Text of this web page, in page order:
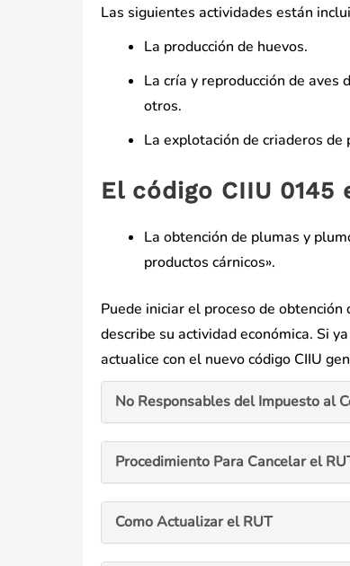
Las siguientes actividades están
La producción de huevos.
La cría y reproducción de aves
otros.
La explotación de criaderos de
El código CIIU
La obtención de plumas y
productos cárnicos».
Puede iniciar el proceso de
describe su actividad económica. Si
actualice con el nuevo código CIIU
No Responsables del Impuesto al
Procedimiento Para Cancelar el
Como Actualizar el RUT